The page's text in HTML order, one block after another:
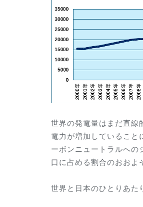
世界の発電量はまだ直線
電力が増加していること
ーボンニュートラルへの
口に占める割合のおおよ
世界と日本のひとりあた